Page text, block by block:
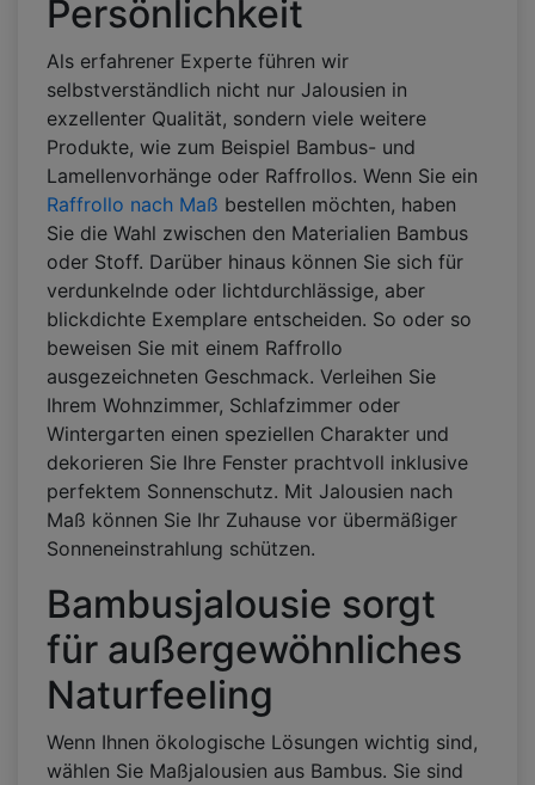
Persönlichkeit
Als erfahrener Experte führen wir
selbstverständlich nicht nur Jalousien in
exzellenter Qualität, sondern viele weitere
Produkte, wie zum Beispiel Bambus- und
Lamellenvorhänge oder Raffrollos. Wenn Sie ein
Raffrollo nach Maß bestellen möchten, haben
Sie die Wahl zwischen den Materialien Bambus
oder Stoff. Darüber hinaus können Sie sich für
verdunkelnde oder lichtdurchlässige, aber
blickdichte Exemplare entscheiden. So oder so
beweisen Sie mit einem Raffrollo
ausgezeichneten Geschmack. Verleihen Sie
Ihrem Wohnzimmer, Schlafzimmer oder
Wintergarten einen speziellen Charakter und
dekorieren Sie Ihre Fenster prachtvoll inklusive
perfektem Sonnenschutz. Mit Jalousien nach
Maß können Sie Ihr Zuhause vor übermäßiger
Sonneneinstrahlung schützen.
Bambusjalousie sorgt
für außergewöhnliches
Naturfeeling
Wenn Ihnen ökologische Lösungen wichtig sind,
wählen Sie Maßjalousien aus Bambus. Sie sind